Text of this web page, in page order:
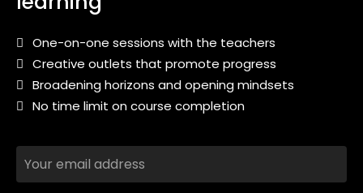
One-on-one sessions with the teachers
Creative outlets that promote progress
Broadening horizons and opening mindsets
No time limit on course completion